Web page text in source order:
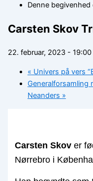
Denne
Carsten Skov
22. februar, 2023 - 19:00
« Univers på vers
Generalforsamling
Neanders »
Carsten Skov er
Nørrebro i